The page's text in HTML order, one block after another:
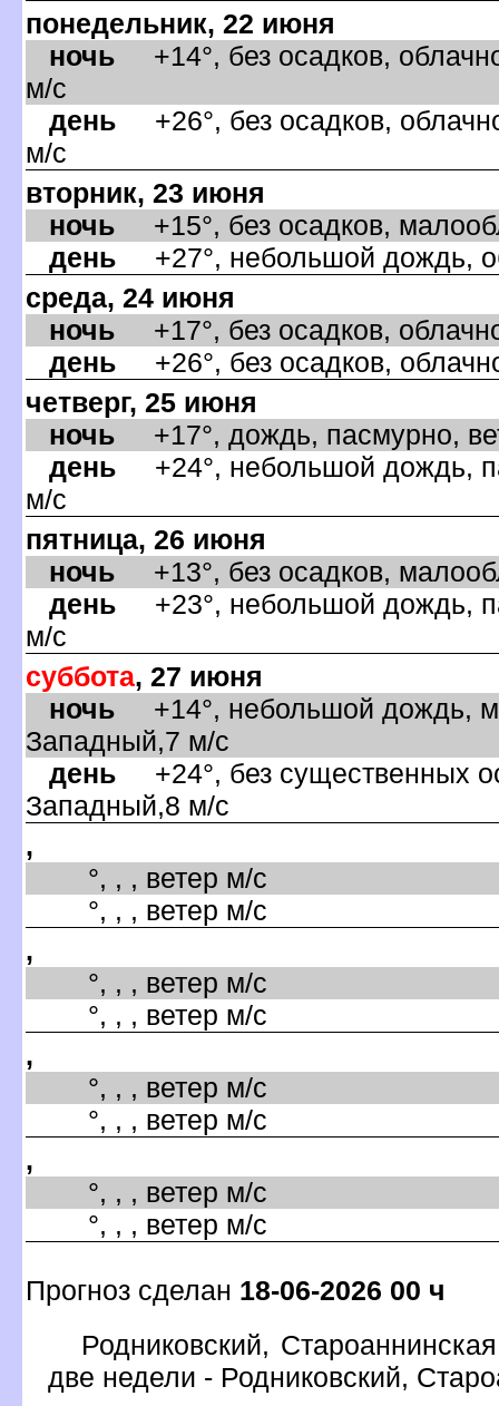
понедельник, 22 июня
ночь +14°, без осадков,
м/с
день +26°, без осадков,
м/с
торник, 23 июня
ночь +15°, без осадков,
день +27°, небольшой дождь,
среда, 24 июня
ночь +17°, без осадков,
день +26°, без осадков,
четверг, 25 июня
ночь +17°, дождь, пасмурно,
день +24°, небольшой дождь,
м/с
пятница, 26 июня
ночь +13°, без осадков,
день +23°, небольшой дождь,
м/с
суббота, 27 июня
ночь +14°, небольшой дождь,
Западный,7 м/с
день +24°, без существенных
Западный,8 м/с
,
°, , , ветер м/с
°, , , ветер м/с
,
°, , , ветер м/с
°, , , ветер м/с
,
°, , , ветер м/с
°, , , ветер м/с
,
°, , , ветер м/с
°, , , ветер м/с
Прогноз сделан 18-06-2026 00 ч
Родниковский,
две недели - Родниковский,